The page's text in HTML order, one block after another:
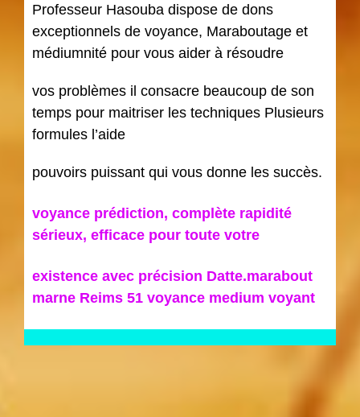
Professeur Hasouba dispose de dons
exceptionnels de voyance, Maraboutage et
médiumnité pour vous aider à résoudre
vos problèmes il consacre beaucoup de son
temps pour maitriser les techniques Plusieurs
formules l’aide
pouvoirs puissant qui vous donne les succès.
voyance prédiction, complète rapidité
sérieux, efficace pour toute votre
existence avec précision Datte.marabout
marne Reims 51 voyance medium voyant